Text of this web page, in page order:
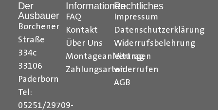
Citroen Berlingo Radkastenschutz, Citroen Jumpy
Radkastenschutz, Citroen Jumper Radkastenschutz,
Citroen Nemo Radkastenschutz, Dacia Dokker
Radkastenschutz, Fiat Doblo Cargo Radkastenschutz,
Fiat Scudo Radkastenschutz, Fiat Ducato
Radkastenschutz, Fiat Fiorino Radkastenschutz, Fiat
Talento Radkastenschutz, Ford Transit Courier
Radkastenschutz, Ford Connect Radkastenschutz, Ford
Der
Ausbauer
Borchener
Straße
334c
33106
Paderborn
Tel:
05251/29709-
Informationen
FAQ
Kontakt
Über Uns
Montageanleitungen
Zahlungsarten
Rechtliches
Impressum
Datenschutzerklärung
Widerrufsbelehrung
Vertrag
widerrufen
AGB